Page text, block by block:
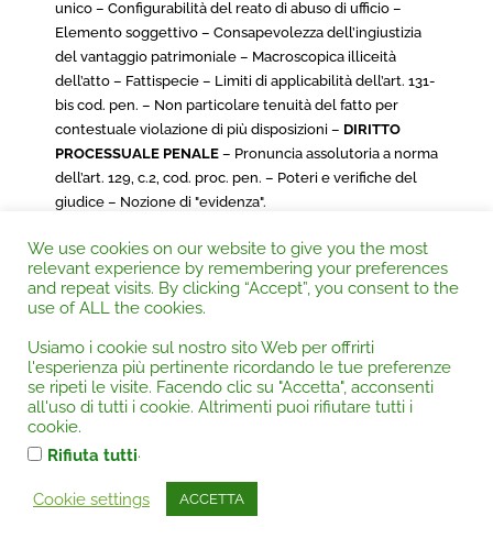
unico – Configurabilità del reato di abuso di ufficio –
Elemento soggettivo – Consapevolezza dell’ingiustizia
del vantaggio patrimoniale – Macroscopica illiceità
dell’atto – Fattispecie – Limiti di applicabilità dell’art. 131-
bis cod. pen. – Non particolare tenuità del fatto per
contestuale violazione di più disposizioni – DIRITTO
PROCESSUALE PENALE – Pronuncia assolutoria a norma
dell’art. 129, c.2, cod. proc. pen. – Poteri e verifiche del
giudice – Nozione di "evidenza".
CORTE DI CASSAZIONE PENALE, Sez. 3^
15/03/2019, Sentenza n.11518
Autorità: Corte di Cassazione |Categoria: Acqua -
Inquinamento idrico
processuale penale
ACQUA – INQUINAMENTO IDRICO
We use cookies on our website to give you the most
relevant experience by remembering your preferences
and repeat visits. By clicking “Accept”, you consent to the
use of ALL the cookies.
Usiamo i cookie sul nostro sito Web per offrirti
l'esperienza più pertinente ricordando le tue preferenze
se ripeti le visite. Facendo clic su "Accetta", acconsenti
all'uso di tutti i cookie. Altrimenti puoi rifiutare tutti i
cookie.
Rifiuta tutti.
Cookie settings ACCETTA